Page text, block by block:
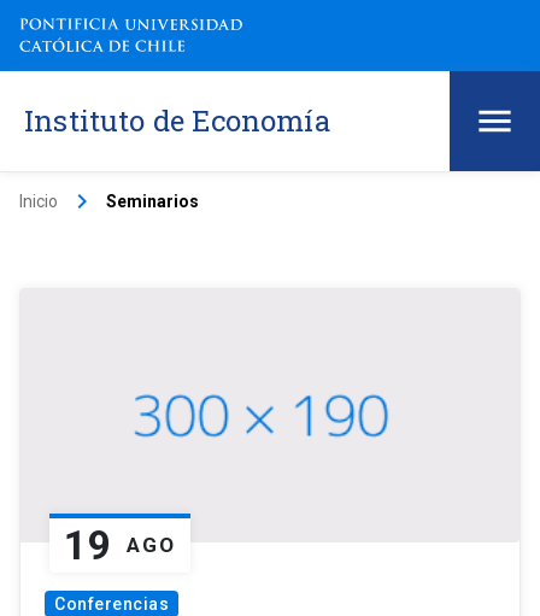
Instituto de Economía
Inicio keyboard_arrow_right Seminarios
19 AGO
Conferencias